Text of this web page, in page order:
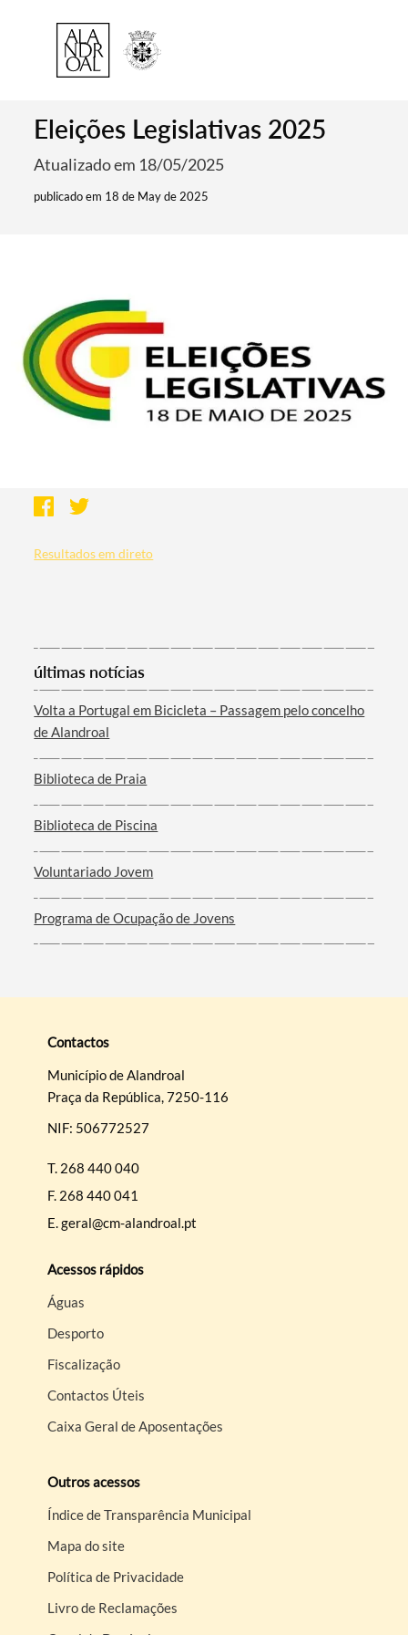
Termo de Pesquisa
Categorias gerais
Eleições Legislativas 2025
Atualizado em 18/05/2025
publicado em 18 de May de 2025
Resultados em direto
últimas notícias
Volta a Portugal em Bicicleta – Passagem pelo concelho
de Alandroal
Biblioteca de Praia
Biblioteca de Piscina
Voluntariado Jovem
Programa de Ocupação de Jovens
Contactos
Município de Alandroal
Praça da República, 7250-116
NIF: 506772527
T. 268 440 040
F. 268 440 041
E.geral@cm-alandroal.pt
Acessos rápidos
Águas
Desporto
Fiscalização
Contactos Úteis
Caixa Geral de Aposentações
Outros acessos
Índice de Transparência Municipal
Mapa do site
Política de Privacidade
Livro de Reclamações